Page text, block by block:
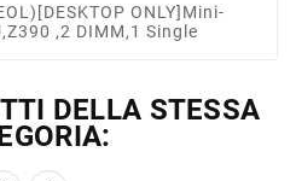
ONLY]Mini-
,2 DIMM,1 Single
DELLA STESSA